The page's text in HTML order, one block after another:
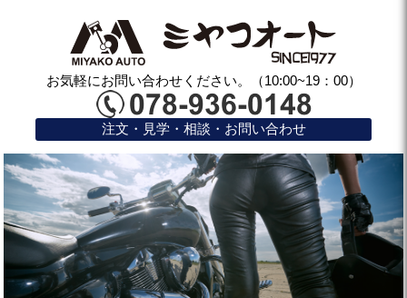
お気軽にお問い合わせください。（10:00~19：00）
注文・見学・相談・お問い合わせ